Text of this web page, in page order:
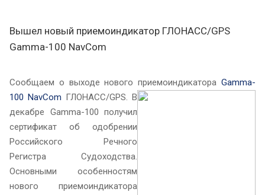
Вышел новый приемоиндикатор ГЛОНАСС/GPS
Gamma-100 NavCom
Сообщаем о выходе нового приемоиндикатора Gamma-
100 NavCom ГЛОНАСС/GPS. В
декабре Gamma-100 получил
сертификат об одобрении
Российского Речного
Регистра Судоходства.
Основными особенностям
нового приемоиндикатора